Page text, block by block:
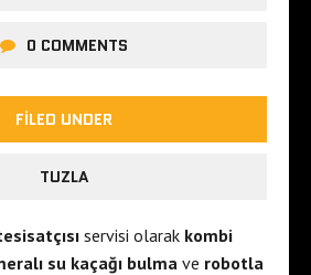
0 COMMENTS
FILED UNDER
TUZLA
servisi olarak kombi
su kaçağı bulma ve robotla